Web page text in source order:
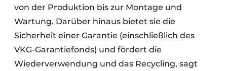
von der Produktion bis zur Montage und
Wartung. Darüber hinaus bietet sie die
Sicherheit einer Garantie (einschließlich des
VKG-Garantiefonds) und fördert die
Wiederverwendung und das Recycling, sagt